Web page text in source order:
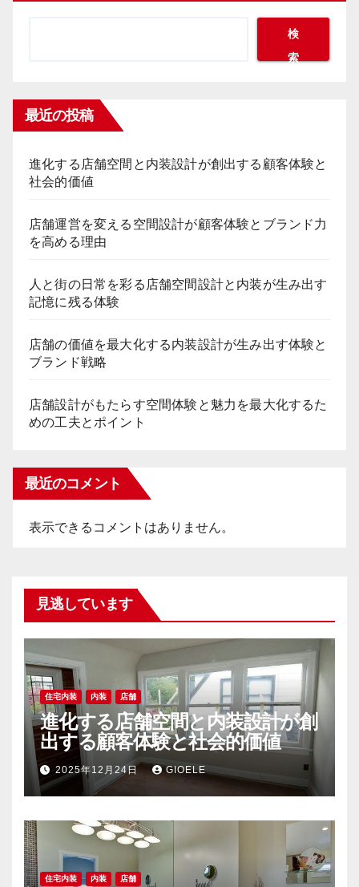
送
り
検
索
最近の投稿
進化する店舗空間と内装設計が創出する顧客体験と
社会的価値
店舗運営を変える空間設計が顧客体験とブランド力
を高める理由
人と街の日常を彩る店舗空間設計と内装が生み出す
記憶に残る体験
店舗の価値を最大化する内装設計が生み出す体験と
ブランド戦略
店舗設計がもたらす空間体験と魅力を最大化するた
めの工夫とポイント
最近のコメント
表示できるコメントはありません。
見逃しています
住宅内装 内装 店舗
進化する店舗空間と内装設計が創
出する顧客体験と社会的価値
2025年12月24日 GIOELE
住宅内装 内装 店舗